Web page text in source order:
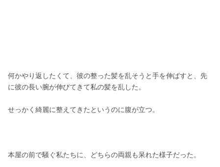
何かやり返したくて、彼の整った髪を乱そうと手を伸ばすと、先
に彼の長い腕が伸びてきて私の髪を乱した。
せっかく綺麗に整えてきたというのに腹が立つ。
本屋の前で騒ぐ私たちに、どちらの両親も呆れた様子だった。